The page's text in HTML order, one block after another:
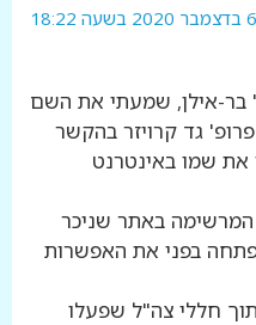
6 בדצמבר 2020 בשעה 18:22
בר-אילן, שמעתי את השם
גד קרויזר בהקשר
שמו באינטרנט
באתר שניכר
בפני את האפשרות
חללי צה"ל שפעלו